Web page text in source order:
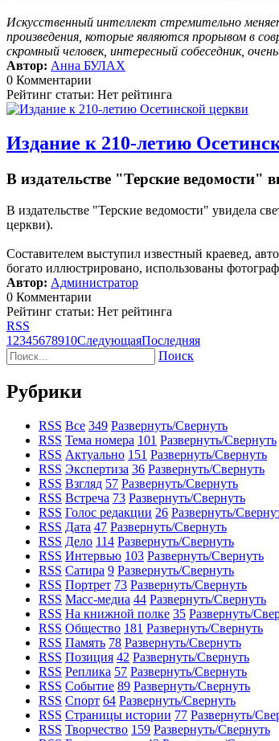
Искусственный интеллект стремительно
произведения, которые являются прорывом в
скромный человек, интересный собеседник,
Автор: Анна БУЛАХ
0 Комментарии
Рейтинг статьи: Нет рейтинга
Издание к 210-летию
В издательстве "Терские
В издательстве "Терские ведомости" увидела
церкви).
Составителем выступил известный краевед,
богато иллюстрировано, использованы
Автор: Администратор
0 Комментарии
Рейтинг статьи: Нет рейтинга
RSS
1 2345678910СледующаяПоследняя
Поиск
Рубрики
RSS Все 349 Развернуть/Свернуть
RSS Тема номера 101 Развернуть/Свернуть
RSS Актуально 151 Развернуть/Свернуть
RSS Экспертиза 36 Развернуть/Свернуть
RSS Взгляд 57 Развернуть/Свернуть
RSS Встреча 73 Развернуть/Свернуть
RSS Голос редакции 26 Развернуть/
RSS Дата 47 Развернуть/Свернуть
RSS Дело 114 Развернуть/Свернуть
RSS Интервью 103 Развернуть/Свернуть
RSS Сатира 9 Развернуть/Свернуть
RSS Портрет 73 Развернуть/Свернуть
RSS Масс-медиа 44 Развернуть/Свернуть
RSS На книжной полке 35 Развернуть/
RSS Общество 181 Развернуть/Свернуть
RSS Память 78 Развернуть/Свернуть
RSS Позиция 42 Развернуть/Свернуть
RSS Реплика 57 Развернуть/Свернуть
RSS Событие 89 Развернуть/Свернуть
RSS Спорт 64 Развернуть/Свернуть
RSS Страницы истории 77 Развернуть/
RSS Творчество 159 Развернуть/Свернуть